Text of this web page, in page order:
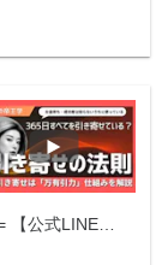
【公式LINE…